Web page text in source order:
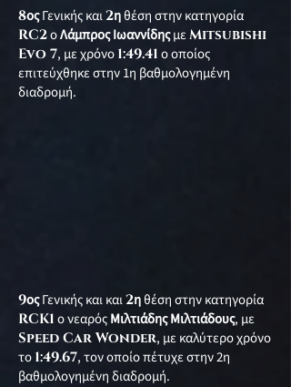
8οςΓενικής και2ηθέση στην κατηγορία
RC2οΛάμπρος ΙωαννίδηςμεMitsubishi
Evo 7, με χρόνο1:49.41ο οποίος
επιτεύχθηκε στην 1η βαθμολογημένη
διαδρομή.
9οςΓενικής και και2ηθέση στην κατηγορία
RCK1ο νεαρόςΜιλτιάδης Μιλτιάδους, με
Speed Car Wonder, με καλύτερο χρόνο
το1:49.67, τον οποίο πέτυχε στην 2η
βαθμολογημένη διαδρομή.